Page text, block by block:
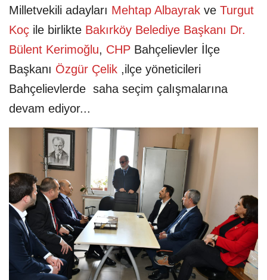
Milletvekili adayları Mehtap Albayrak ve Turgut
Koç ile birlikte Bakırköy Belediye Başkanı Dr.
Bülent Kerimoğlu, CHP Bahçelievler İlçe
Başkanı Özgür Çelik ,ilçe yöneticileri
Bahçelievlerde saha seçim çalışmalarına
devam ediyor...